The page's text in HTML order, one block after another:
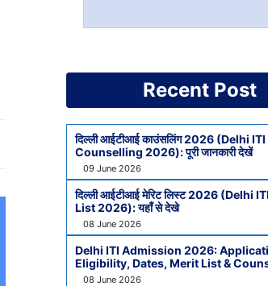
Recent Post
दिल्ली आईटीआई काउंसलिंग 2026 (Delhi ITI
Counselling 2026): पूरी जानकारी देखें
09 June 2026
दिल्ली आईटीआई मेरिट लिस्ट 2026 (Delhi
List 2026): यहाँ से देखे
08 June 2026
Delhi ITI Admission 2026:
Eligibility, Dates, Merit List &
08 June 2026